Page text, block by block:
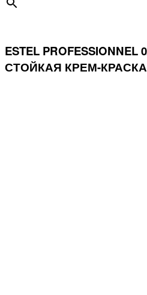
ESTEL PROFESSIONNEL
СТОЙКАЯ КРЕМ-